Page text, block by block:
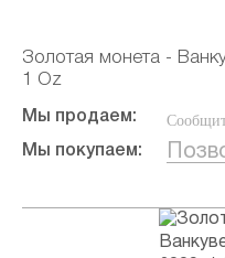
Золотая монета -
1 Oz
Мы продаем:
Мы покупаем: